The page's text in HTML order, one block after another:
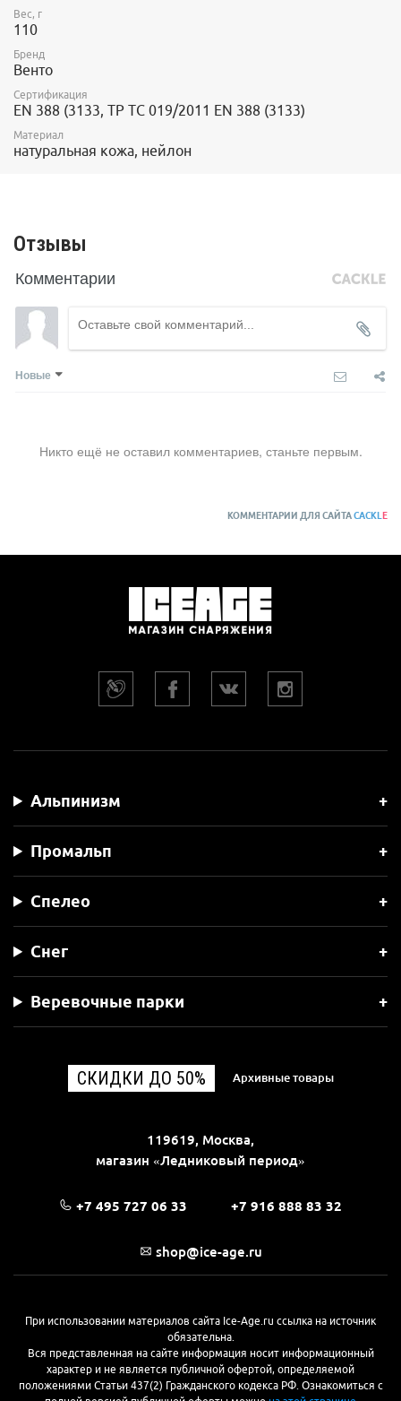
Вес, г
110
Бренд
Венто
Сертификация
EN 388 (3133, ТР ТС 019/2011 EN 388 (3133)
Материал
натуральная кожа, нейлон
Отзывы
Комментарии
Новые
Никто ещё не оставил комментариев, станьте первым.
КОММЕНТАРИИ ДЛЯ САЙТАCACKLE
Альпинизм
Промальп
Спелео
Снег
Веревочные парки
СКИДКИ ДО 50% Архивные товары
119619, Москва,
магазин «Ледниковый период»
+7 495 727 06 33 +7 916 888 83 32
shop@ice-age.ru
При использовании материалов сайта Ice-Age.ru ссылка на источник
обязательна.
Вся представленная на сайте информация носит информационный
характер и не является публичной офертой, определяемой
положениями Статьи 437(2) Гражданского кодекса РФ. Ознакомиться с